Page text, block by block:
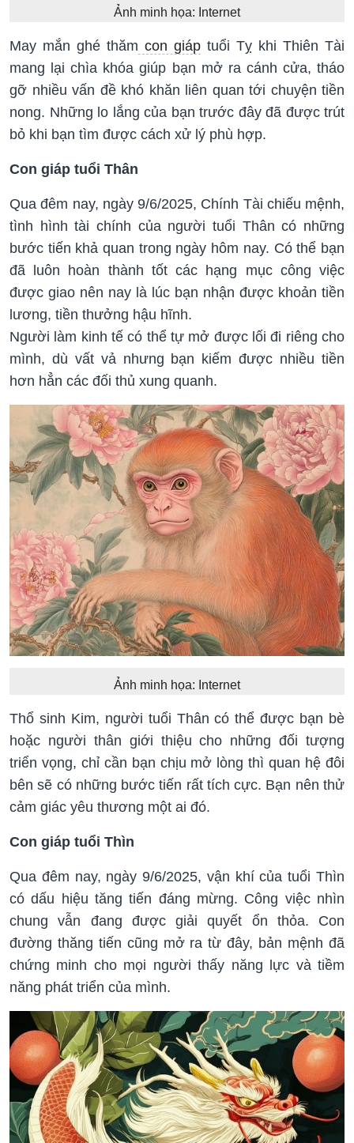
Ảnh minh họa: Internet
May mắn ghé thăm con giáp tuổi Tỵ khi Thiên Tài
mang lại chìa khóa giúp bạn mở ra cánh cửa, tháo
gỡ nhiều vấn đề khó khăn liên quan tới chuyện tiền
nong. Những lo lắng của bạn trước đây đã được trút
bỏ khi bạn tìm được cách xử lý phù hợp.
Con giáp tuổi Thân
Qua đêm nay, ngày 9/6/2025, Chính Tài chiếu mệnh,
tình hình tài chính của người tuổi Thân có những
bước tiến khả quan trong ngày hôm nay. Có thể bạn
đã luôn hoàn thành tốt các hạng mục công việc
được giao nên nay là lúc bạn nhận được khoản tiền
lương, tiền thưởng hậu hĩnh.
Người làm kinh tế có thể tự mở được lối đi riêng cho
mình, dù vất vả nhưng bạn kiếm được nhiều tiền
hơn hẳn các đối thủ xung quanh.
Ảnh minh họa: Internet
Thổ sinh Kim, người tuổi Thân có thể được bạn bè
hoặc người thân giới thiệu cho những đối tượng
triển vọng, chỉ cần bạn chịu mở lòng thì quan hệ đôi
bên sẽ có những bước tiến rất tích cực. Bạn nên thử
cảm giác yêu thương một ai đó.
Con giáp tuổi Thìn
Qua đêm nay, ngày 9/6/2025, vận khí của tuổi Thìn
có dấu hiệu tăng tiến đáng mừng. Công việc nhìn
chung vẫn đang được giải quyết ổn thỏa. Con
đường thăng tiến cũng mở ra từ đây, bản mệnh đã
chứng minh cho mọi người thấy năng lực và tiềm
năng phát triển của mình.